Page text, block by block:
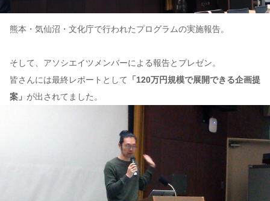
熊本・気仙沼・文化庁で行われたプログラムの実施報告。
そして、アソシエイツメンバーによる報告とプレゼン。
皆さんには最終レポートとして
「120万円規模で展開できる企画提
案」 が出されてました。